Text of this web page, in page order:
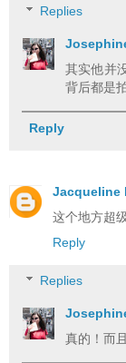
Replies
其实他并
背后都是
Reply
Jacqueline
这个地方超
Reply
Replies
真的！而